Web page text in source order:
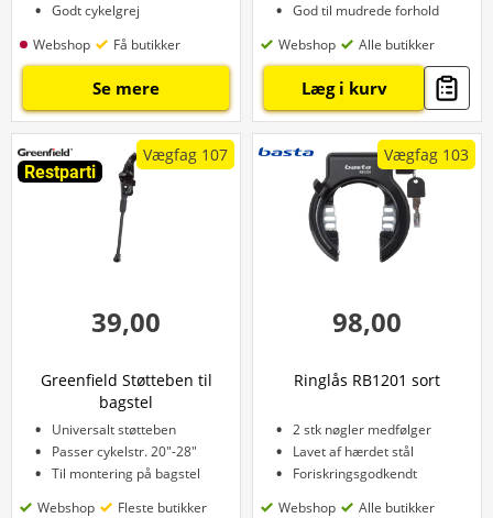
Godt cykelgrej
Webshop
Få butikker
Se mere
God til mudrede forhold
Webshop
Alle butikker
Læg i kurv
Restparti
Vægfag 107
39,00
Greenfield Støtteben til
bagstel
Universalt støtteben
Passer cykelstr. 20"-28"
Til montering på bagstel
Webshop
Fleste butikker
Vægfag 103
98,00
Ringlås RB1201 sort
2 stk nøgler medfølger
Lavet af hærdet stål
Foriskringsgodkendt
Webshop
Alle butikker